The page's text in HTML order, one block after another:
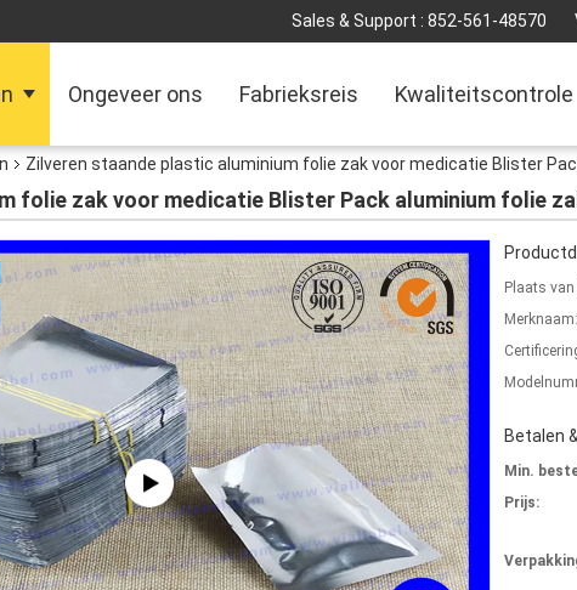
Sales & Support : 852-561-48570
Ongeveer ons Fabrieksreis Kwaliteitscontrole
Zilveren staande plastic aluminium folie zak voor medicatie Blister
folie zak voor medicatie Blister Pack aluminium folie
Plaats
Merknaam:
Betalen
Min.
Prijs: